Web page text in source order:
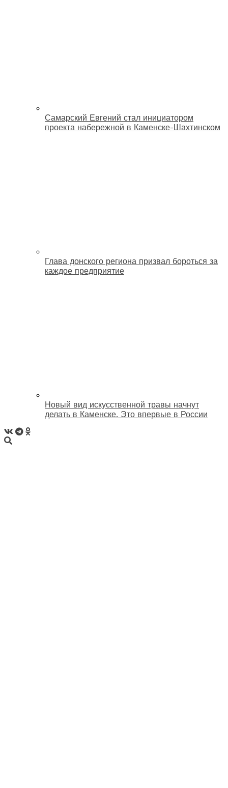
Самарский Евгений стал инициатором
проекта набережной в Каменске-Шахтинском
Глава донского региона призвал бороться за
каждое предприятие
Новый вид искусственной травы начнут
делать в Каменске. Это впервые в России